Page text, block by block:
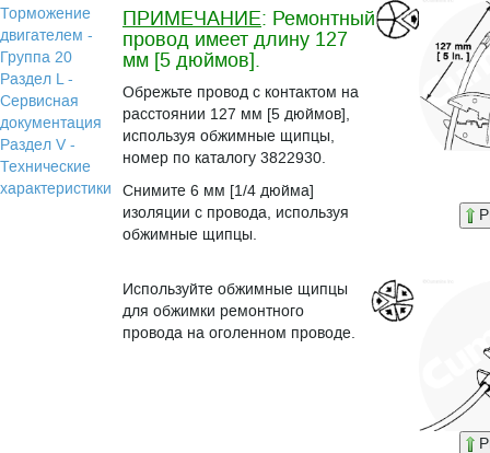
Торможение
двигателем -
Группа 20
Раздел L -
Сервисная
документация
Раздел V -
Технические
характеристики
ПРИМЕЧАНИЕ: Ремонтный
провод имеет длину 127
мм [5 дюймов].
Обрежьте провод с контактом на
расстоянии 127 мм [5 дюймов],
используя обжимные щипцы,
номер по каталогу 3822930.
Снимите 6 мм [1/4 дюйма]
изоляции с провода, используя
обжимные щипцы.
Используйте обжимные щипцы
для обжимки ремонтного
провода на оголенном проводе.